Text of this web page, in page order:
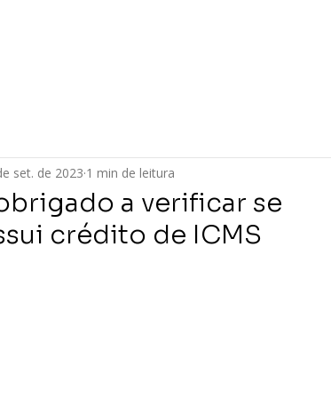
a verificar se
crédito de ICMS
set. de 2023 1 min de leitura